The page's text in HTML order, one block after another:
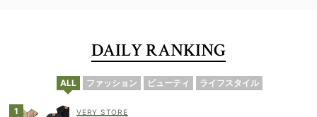
DAILY RANKING
ALL ファッション ビューティ ライフスタイル
VERY STORE